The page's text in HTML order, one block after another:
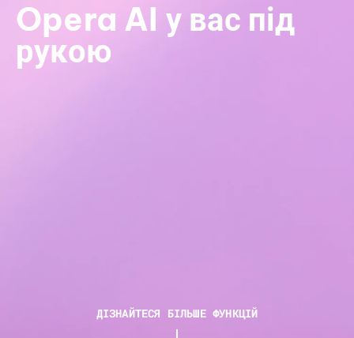
Opera AI у вас під
рукою
ДІЗНАЙТЕСЯ БІЛЬШЕ ФУНКЦІЙ